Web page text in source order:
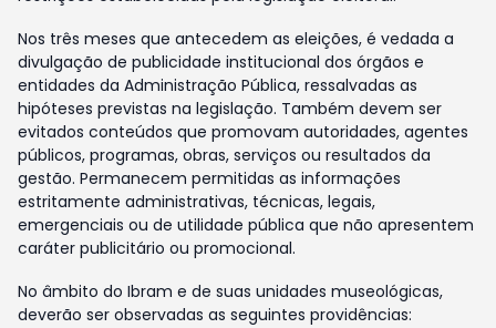
Nos três meses que antecedem as eleições, é vedada a
divulgação de publicidade institucional dos órgãos e
entidades da Administração Pública, ressalvadas as
hipóteses previstas na legislação. Também devem ser
evitados conteúdos que promovam autoridades, agentes
públicos, programas, obras, serviços ou resultados da
gestão. Permanecem permitidas as informações
estritamente administrativas, técnicas, legais,
emergenciais ou de utilidade pública que não apresentem
caráter publicitário ou promocional.
No âmbito do Ibram e de suas unidades museológicas,
deverão ser observadas as seguintes providências: